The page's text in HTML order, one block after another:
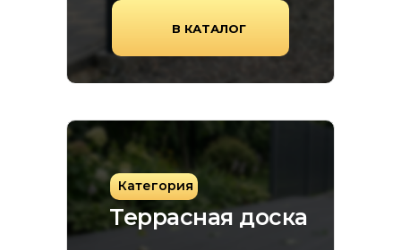
Категория
Террасная доска
В КАТАЛОГ